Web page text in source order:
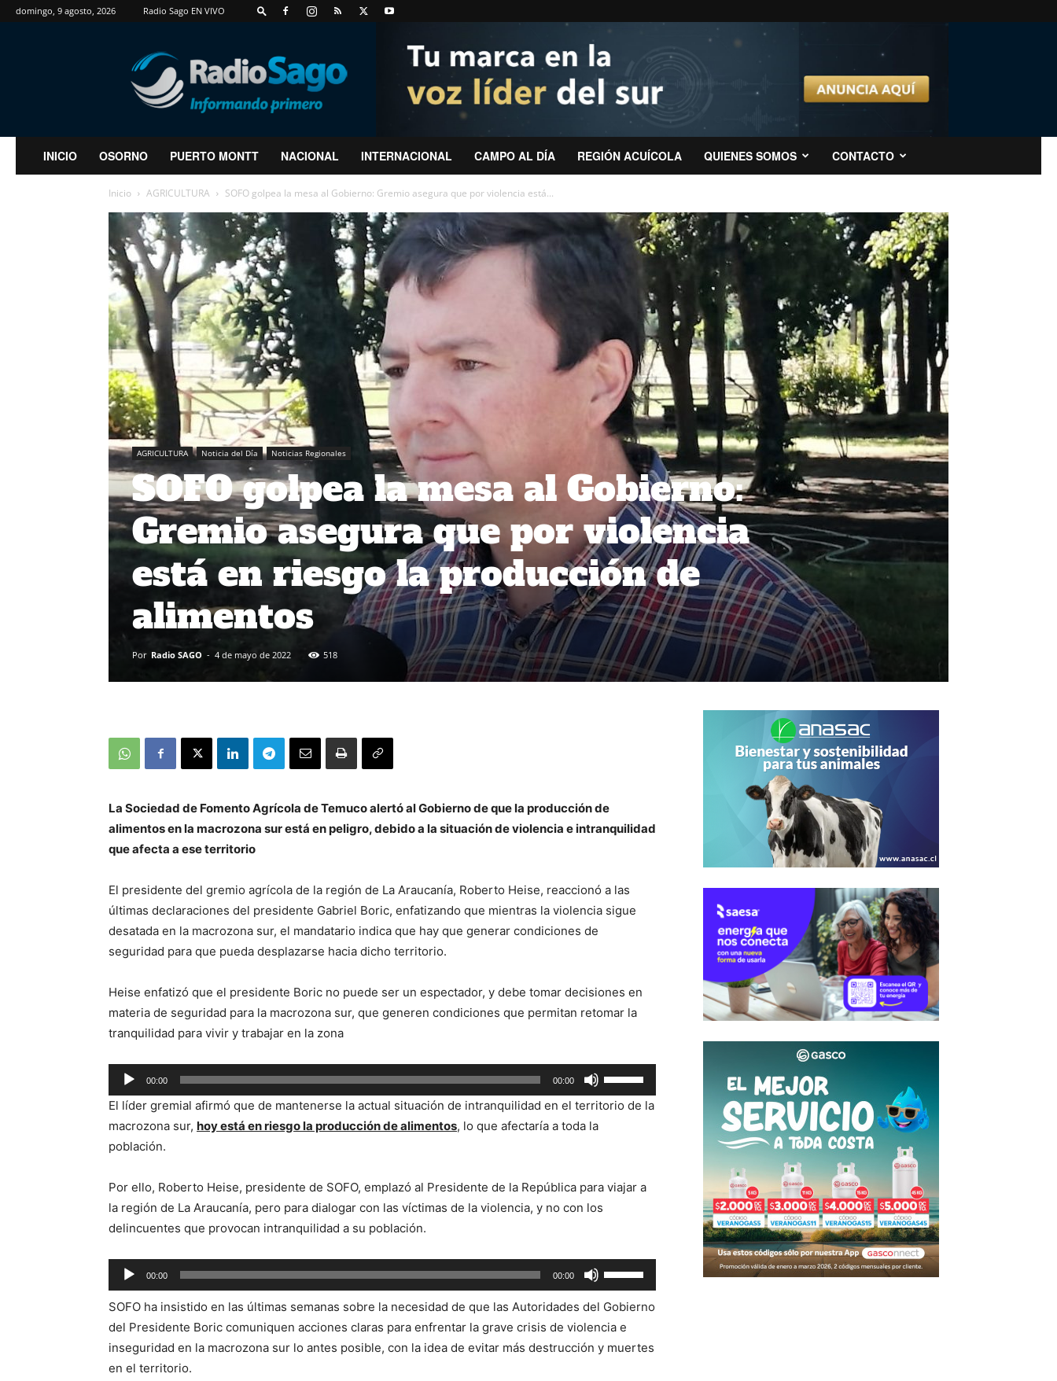
domingo, 9 agosto, 2026 Radio Sago EN VIVO
RadioSago
INICIO OSORNO PUERTO MONTT NACIONAL INTERNACIONAL CAMPO AL DÍA REGIÓN ACUÍCOLA QUIENES SOMOS CONTACTO
Inicio AGRICULTURA SOFO golpea la mesa al Gobierno: Gremio asegura que por violencia está...
AGRICULTURA Noticia del Día Noticias Regionales
SOFO golpea la mesa al Gobierno:
Gremio asegura que por violencia
está en riesgo la producción de
alimentos
Por Radio SAGO - 4 de mayo de 2022 518
La Sociedad de Fomento Agrícola de Temuco alertó al Gobierno de que la producción de
alimentos en la macrozona sur está en peligro, debido a la situación de violencia e intranquilidad
que afecta a ese territorio
El presidente del gremio agrícola de la región de La Araucanía, Roberto Heise, reaccionó a las
últimas declaraciones del presidente Gabriel Boric, enfatizando que mientras la violencia sigue
desatada en la macrozona sur, el mandatario indica que hay que generar condiciones de
seguridad para que pueda desplazarse hacia dicho territorio.
Heise enfatizó que el presidente Boric no puede ser un espectador, y debe tomar decisiones en
materia de seguridad para la macrozona sur, que generen condiciones que permitan retomar la
tranquilidad para vivir y trabajar en la zona
Reproductor
de
audio
00:00 00:00
las
teclas
para
disminuir
el
El líder gremial afirmó que de mantenerse la actual situación de intranquilidad en el territorio de la
macrozona sur, hoy está en riesgo la producción de alimentos, lo que afectaría a toda la
población.
Por ello, Roberto Heise, presidente de SOFO, emplazó al Presidente de la República para viajar a
la región de La Araucanía, pero para dialogar con las víctimas de la violencia, y no con los
delincuentes que provocan intranquilidad a su población.
Reproductor
de
audio
00:00 00:00
las
teclas
de
flecha
SOFO ha insistido en las últimas semanas sobre la necesidad de que las Autoridades del Gobierno
del Presidente Boric comuniquen acciones claras para enfrentar la grave crisis de violencia e
inseguridad en la macrozona sur lo antes posible, con la idea de evitar más destrucción y muertes
en el territorio.